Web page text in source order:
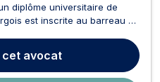
diplôme universitaire de
est inscrite au barreau de
délits, lors de gardes à vue
des...
cet avocat